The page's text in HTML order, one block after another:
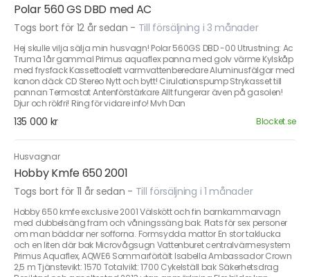
Polar 560 GS DBD med AC
Togs bort för 12 år sedan - Till försäljning i 3 månader
Hej skulle vilja sälja min husvagn! Polar 560GS DBD -00 Utrustning: Ac
Truma 1år gammal Primus aquaflex panna med golv värme Kylskåp
med frysfack Kassettoalett varmvattenberedare Aluminusfälgar med
kanon däck CD Stereo Nytt och bytt! Cirulationspump Strykasset till
pannan Termostat Antenförstärkare Allt fungerar även på gasolen!
Djur och rökfri! Ring för vidare info! Mvh Dan
135 000 kr Blocket.se
Husvagnar
Hobby Kmfe 650 2001
Togs bort för 11 år sedan - Till försäljning i 1 månader
Hobby 650 kmfe exclusive 2001 Välskött och fin barnkammarvagn
med dubbelsäng fram och våningssäng bak. Plats för sex personer
om man bäddar ner sofforna. Formsydda mattor En stor taklucka
och en liten där bak Microvågsugn Vattenburet centralvärmesystem
Primus Aquaflex, AQWE6 Sommarförtält Isabella Ambassador Crown
2,5 m Tjänstevikt: 1570 Totalvikt: 1700 Cykelställ bak Säkerhetsdrag